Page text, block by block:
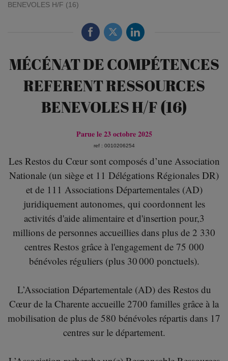
BENEVOLES H/F (16)
MÉCÉNAT DE COMPÉTENCES
REFERENT RESSOURCES
BENEVOLES H/F (16)
Parue le 23 octobre 2025
ref : 0010206254
Les Restos du Cœur sont composés d’une Association
Nationale (un siège et 11 Délégations Régionales DR)
et de 111 Associations Départementales (AD)
juridiquement autonomes, qui coordonnent les
activités d'aide alimentaire et d'insertion pour,3
millions de personnes accueillies dans plus de 2 330
centres Restos grâce à l'engagement de 75 000
bénévoles réguliers (plus 30 000 ponctuels).
L’Association Départementale (AD) des Restos du
Cœur de la Charente accueille 2700 familles grâce à la
mobilisation de plus de 580 bénévoles répartis dans 17
centres sur le département.